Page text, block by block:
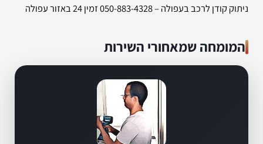
ניתוק קודן לרכב בעפולה – 050-883-4328 זמין 24 באזור עפולה
המומחה שמאחורי השירות